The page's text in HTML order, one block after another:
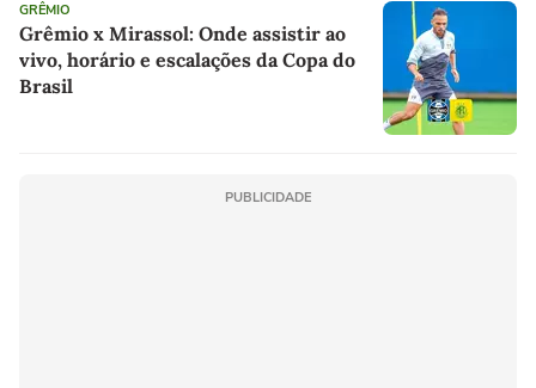
GRÊMIO
Grêmio x Mirassol: Onde assistir ao
vivo, horário e escalações da Copa do
Brasil
PUBLICIDADE